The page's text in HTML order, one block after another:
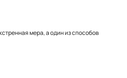
мера, а один из способов